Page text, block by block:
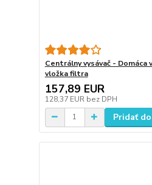
Centrálny vysávač - Domáca
vložka filtra
157,89 EUR
128,37 EUR bez DPH
Pridať